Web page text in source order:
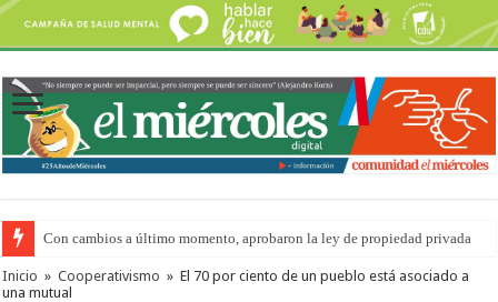
Con cambios a último momento, aprobaron la ley de propiedad privada
Inicio » Cooperativismo » El 70 por ciento de un pueblo está asociado a
una mutual